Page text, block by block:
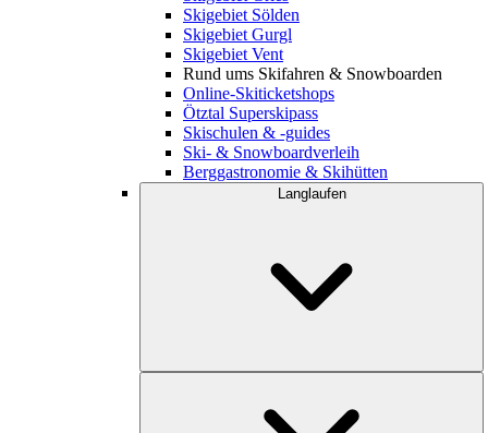
Skigebiet Sölden
Skigebiet Gurgl
Skigebiet Vent
Rund ums Skifahren & Snowboarden
Online-Skiticketshops
Ötztal Superskipass
Skischulen & -guides
Ski- & Snowboardverleih
Berggastronomie & Skihütten
Langlaufen